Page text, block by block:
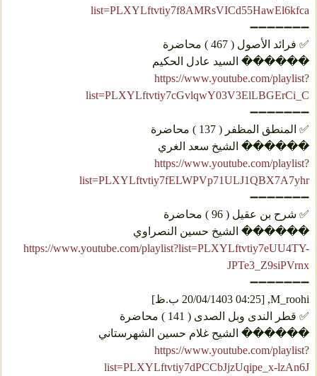
list=PLXYLftvtiy7f8AMRsVICd55HawEl6kfca
➖➖➖➖➖➖➖
✅ فرائد الأصول ( 467 ) محاضرة
������ السيد عادل الحكيم
https://www.youtube.com/playlist?
list=PLXYLftvtiy7cGvlqwY03V3ElLBGErCi_C
➖➖➖➖➖➖➖
✅ المنطق المظفر ( 137 ) محاضرة
������ الشيخ سعد الغري
https://www.youtube.com/playlist?
list=PLXYLftvtiy7fELWPVp71ULJ1QBX7A7yhr
➖➖➖➖➖➖➖
✅ شرح بن عقيل ( 96 ) محاضرة
������ الشيخ حسين النصراوي
https://www.youtube.com/playlist?list=PLXYLftvtiy7eUU4TY-
JPTe3_Z9siPVrnx
➖➖➖➖➖➖➖
M_roohi, [20/04/1403 04:25 ب.ظ]
✅ قطر الندى وبل الصدى ( 141 ) محاضرة
������ الشيح غلام حسين الشهرستاني
https://www.youtube.com/playlist?
list=PLXYLftvtiy7dPCCbJjzUqipe_x-lzAn6J